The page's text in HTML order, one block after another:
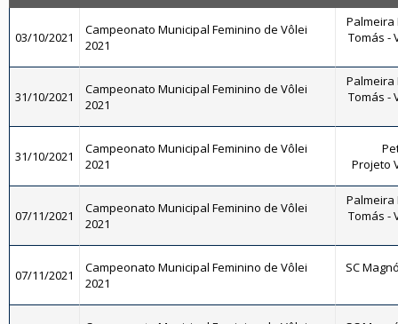
03/10/2021
Campeonato Municipal Feminino de Vôlei
2021
Palmeira
Tomás -
31/10/2021
Campeonato Municipal Feminino de Vôlei
2021
Palmeira
Tomás -
31/10/2021
Campeonato Municipal Feminino de Vôlei
2021
Projeto
07/11/2021
Campeonato Municipal Feminino de Vôlei
2021
Palmeira
Tomás -
07/11/2021
Campeonato Municipal Feminino de Vôlei
2021
SC